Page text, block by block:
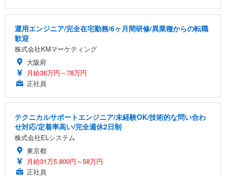
運用エンジニア/完全在宅勤務/6ヶ月間研修/異業種からの転職
歓迎
株式会社KMマーケティング
大阪府
月給36万円～78万円
正社員
テクニカルサポートエンジニア/未経験OK/技術的な問い合わ
せ対応/定着率高い/完全週休2日制
株式会社ELシステム
東京都
月給31万5,800円～58万円
正社員